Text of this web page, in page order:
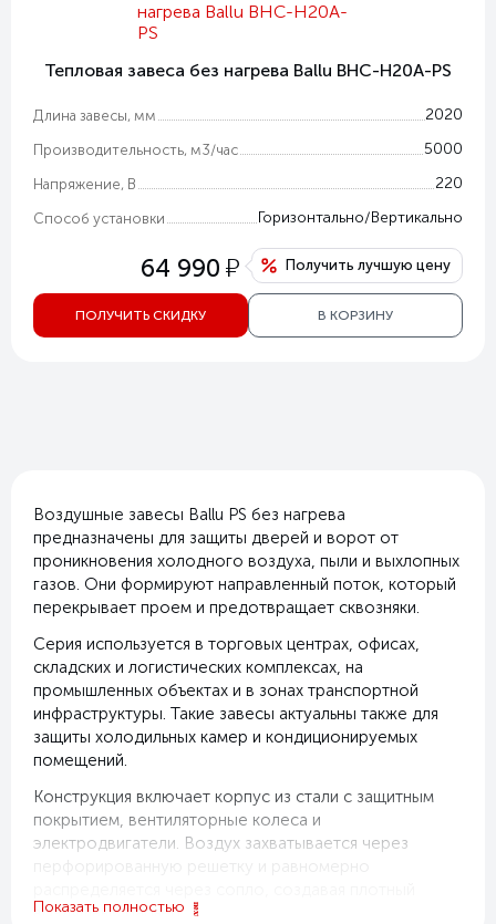
Тепловая завеса без нагрева Ballu BHC-H20A-PS
Длина завесы, мм 2020
Производительность, м3/час 5000
Напряжение, В 220
Способ установки Горизонтально/Вертикально
64 990 у Получить лучшую цену
ПОЛУЧИТЬ СКИДКУ В КОРЗИНУ
Воздушные завесы Ballu PS без нагрева
предназначены для защиты дверей и ворот от
проникновения холодного воздуха, пыли и выхлопных
газов. Они формируют направленный поток, который
перекрывает проем и предотвращает сквозняки.
Серия используется в торговых центрах, офисах,
складских и логистических комплексах, на
промышленных объектах и в зонах транспортной
инфраструктуры. Такие завесы актуальны также для
защиты холодильных камер и кондиционируемых
помещений.
Конструкция включает корпус из стали с защитным
покрытием, вентиляторные колеса и
электродвигатели. Воздух захватывается через
воздушный барьер.
Показать полностью